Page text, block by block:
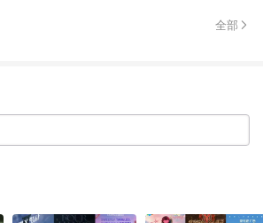
全部